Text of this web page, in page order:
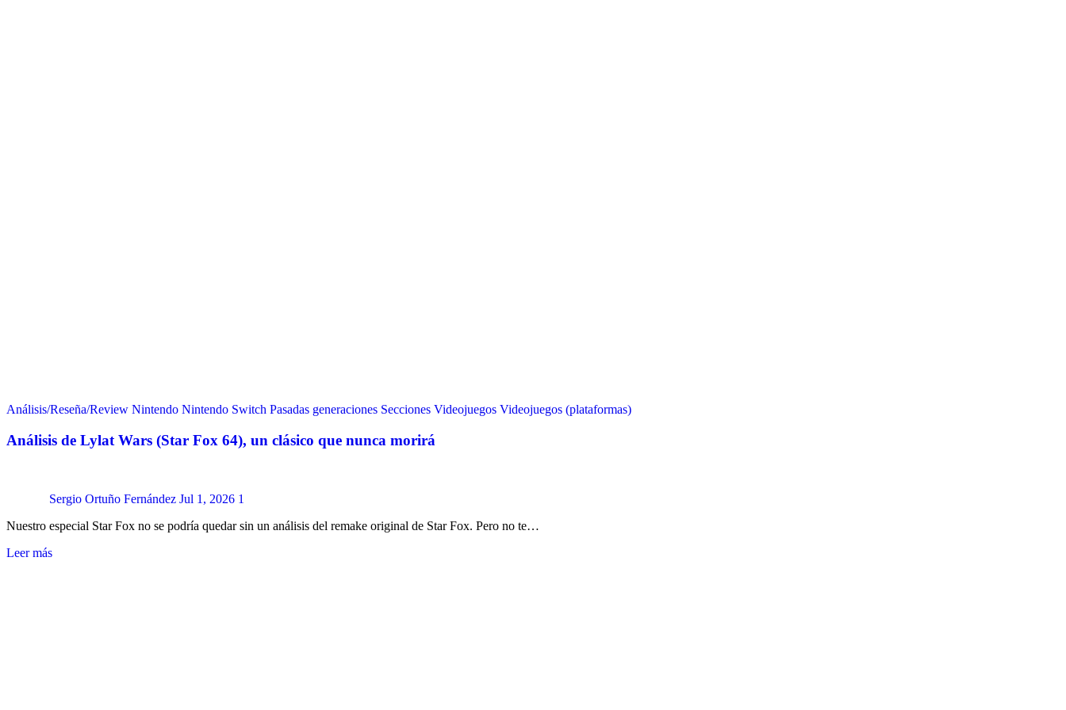
Análisis/Reseña/Review Nintendo Nintendo Switch Pasadas generaciones Secciones Videojuegos Videojuegos (plataformas)
Análisis de Lylat Wars (Star Fox 64), un clásico que nunca morirá
Sergio Ortuño Fernández Jul 1, 2026 1
Nuestro especial Star Fox no se podría quedar sin un análisis del remake original de Star Fox. Pero no te…
Leer más